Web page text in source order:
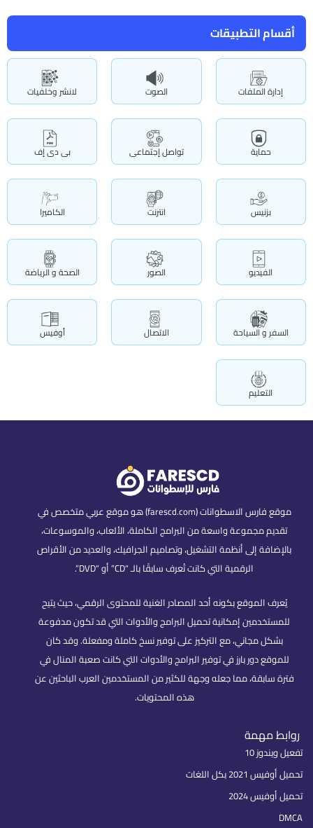
أقسام التطبيقات
إدارة الملفات الصوت لانشر وخلفيات
حماية تواصل إجتماعى بى دى إف
بزنيس انترنت الكاميرا
الفيديو الصور الصحة و الرياضة
السفر و السياحة الاتصال أوفيس
التعليم
موقع فارس الاسطوانات (farescd.com) هو موقع عربي متخصص في
تقديم مجموعة واسعة من البرامج الكاملة، الألعاب، والموسوعات،
بالإضافة إلى أنظمة التشغيل، وتصاميم الجرافيك، والعديد من الأقراص
الرقمية التي كانت تُعرف سابقًا بالـ “CD” أو “DVD”.
يُعرف الموقع بكونه أحد المصادر الغنية للمحتوى الرقمي، حيث يتيح
للمستخدمين إمكانية تحميل البرامج والأدوات التي قد تكون مدفوعة
بشكل مجاني، مع التركيز على توفير نسخ كاملة ومفعلة. وقد كان
للموقع دور بارز في توفير البرامج والأدوات التي كانت صعبة المنال في
فترة سابقة، مما جعله وجهة للكثير من المستخدمين العرب الباحثين عن
هذه المحتويات.
روابط مهمة
تفعيل ويندوز 10
تحميل أوفيس 2021 بكل اللغات
تحميل أوفيس 2024
DMCA